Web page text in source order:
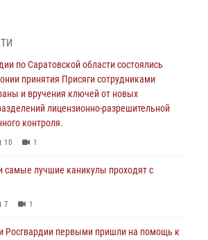
и вручения ключей от новых
лицензионно-разрешительной
контроля.
10 1
самые лучшие каникулы проходят с
Росгвардии первыми пришли на помощь к
из-за возникшего сердечного приступа
по Саратовской области состоялись
принятия Присяги сотрудниками
и вручения ключей от новых
лицензионно-разрешительной
контроля.
10 1
самые лучшие каникулы проходят с
7 1
Росгвардии первыми пришли на помощь к